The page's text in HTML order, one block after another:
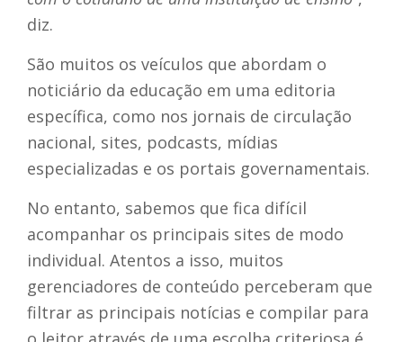
diz.
São muitos os veículos que abordam o
noticiário da educação em uma editoria
específica, como nos jornais de circulação
nacional, sites, podcasts, mídias
especializadas e os portais governamentais.
No entanto, sabemos que fica difícil
acompanhar os principais sites de modo
individual. Atentos a isso, muitos
gerenciadores de conteúdo perceberam que
filtrar as principais notícias e compilar para